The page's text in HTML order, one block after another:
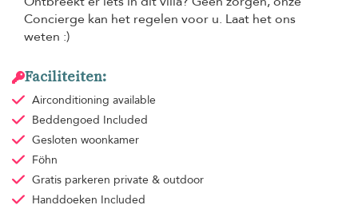
Concierge kan het regelen voor u. Laat het ons
weten :)
Faciliteiten:
Airconditioning available
Beddengoed Included
Gesloten woonkamer
Föhn
Gratis parkeren private & outdoor
Handdoeken Included